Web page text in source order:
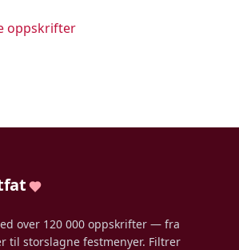
oppskrifter
over 120 000 oppskrifter — fra
til storslagne festmenyer. Filtrer